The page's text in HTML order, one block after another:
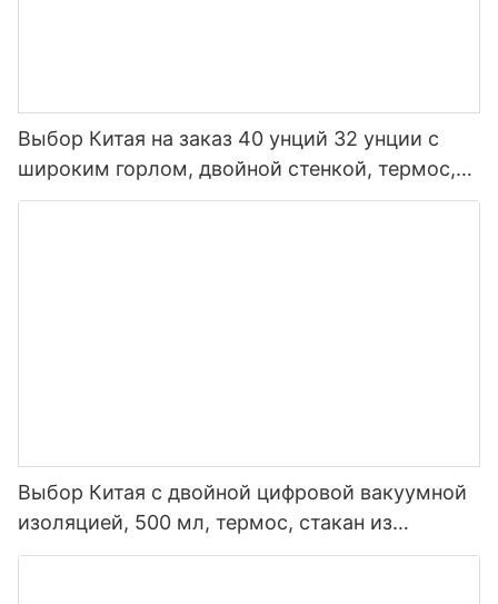
Выбор Китая на заказ 40 унций 32 унции с
широким горлом, двойной стенкой, термос,
изолированная спортивная бутылка для воды
Выбор Китая с двойной цифровой вакуумной
изоляцией, 500 мл, термос, стакан из
нержавеющей стали, умная бутылка для